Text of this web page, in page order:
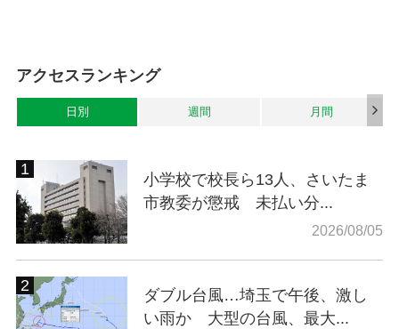
アクセスランキング
日別 週間 月間
小学校で校長ら13人、さいたま
市教委が懲戒 未払い分...
2026/08/05
ダブル台風…埼玉で午後、激し
い雨か 大型の台風、最大...